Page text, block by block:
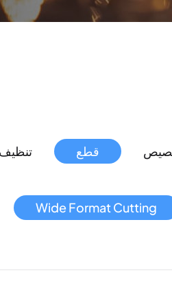
تنظيف قطع
Wide Format Cutting